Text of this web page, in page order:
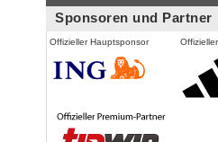
Sponsoren und Partner
Offizieller Hauptsponsor